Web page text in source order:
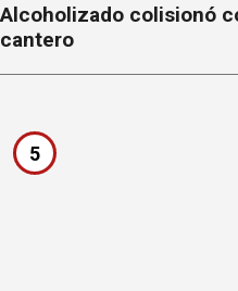
Alcoholizado colisionó
cantero
5